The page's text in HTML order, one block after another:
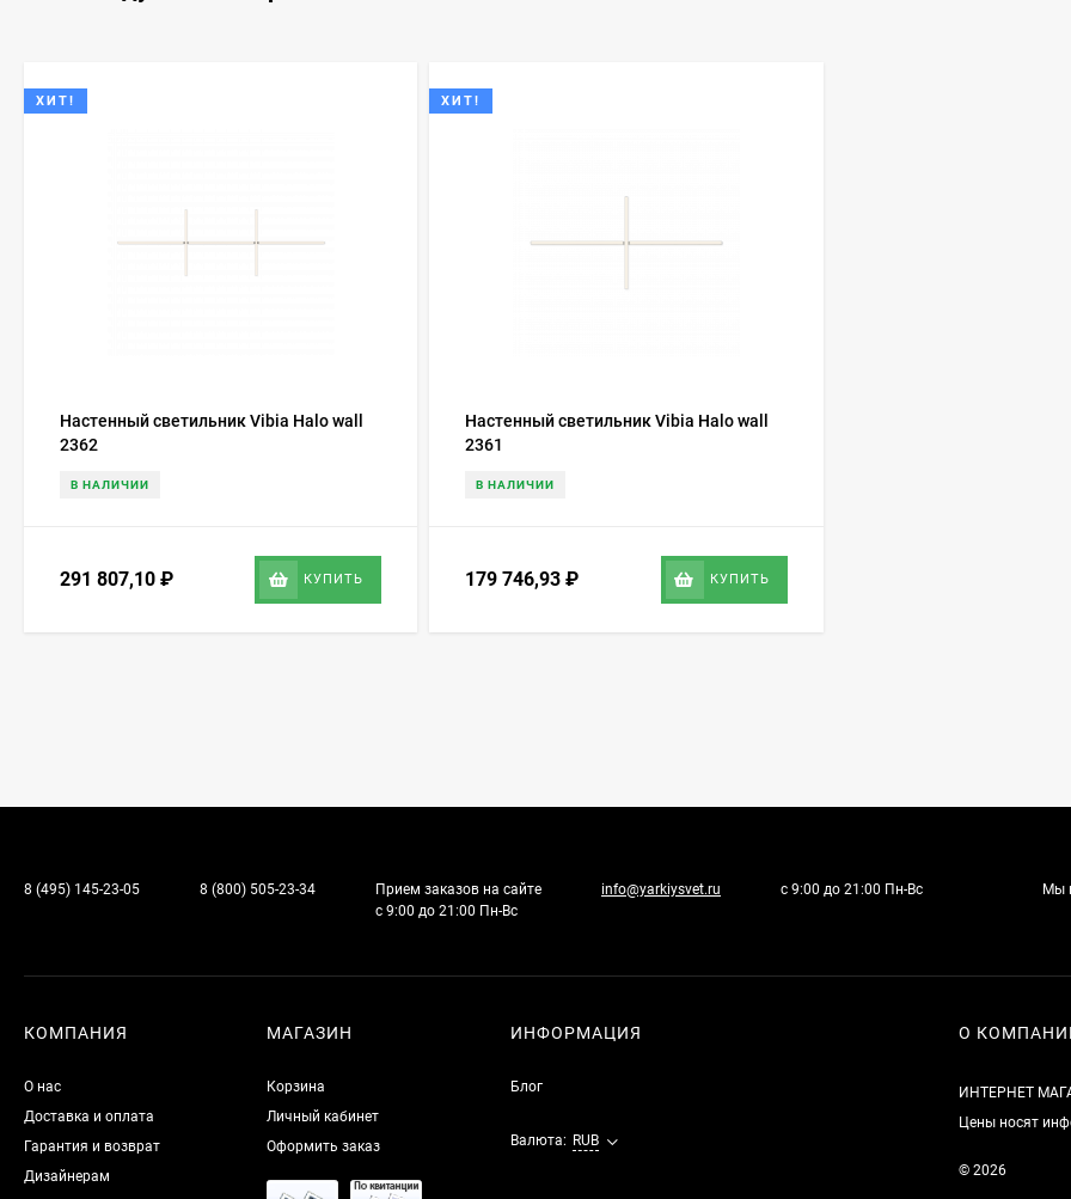
ХИТ!
Настенный светильник Vibia Halo wall
2362
В НАЛИЧИИ
291 807,10 ₽ КУПИТЬ
ХИТ!
Настенный светильник Vibia Halo wall
2361
В НАЛИЧИИ
179 746,93₽ КУПИТЬ
8 (495) 145-23-05 8 (800) 505-23-34
Прием заказов на сайте
с 9:00 до 21:00 Пн-Вс
info@yarkiysvet.ru с 9:00 до 21:00 Пн-Вс Мы
КОМПАНИЯ
О нас
Доставка и оплата
Гарантия и возврат
Дизайнерам
МАГАЗИН
Корзина
Личный кабинет
Оформить заказ
ИНФОРМАЦИЯ
Блог
Валюта: RUB
О
ИНТЕРНЕТ
Цены носят
© 2026